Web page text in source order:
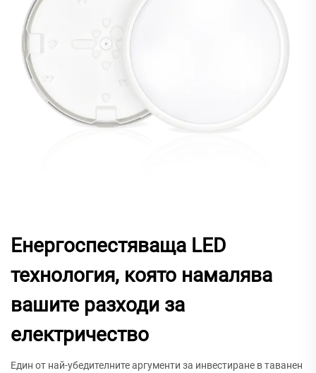
Енергоспестяваща LED
технология, която намалява
вашите разходи за
електричество
Един от най-убедителните аргументи за инвестиране в таванен